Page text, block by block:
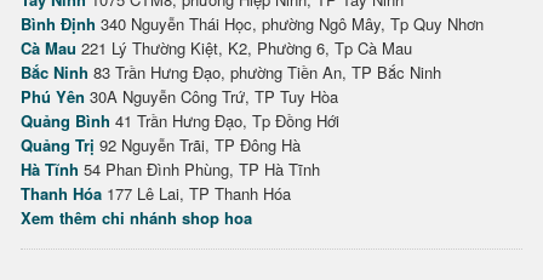
Bình Định 340 Nguyễn Thái Học, phường Ngô Mây, Tp Quy Nhơn
Cà Mau 221 Lý Thường Kiệt, K2, Phường 6, Tp Cà Mau
Bắc Ninh 83 Trần Hưng Đạo, phường Tiền An, TP Bắc Ninh
Phú Yên 30A Nguyễn Công Trứ, TP Tuy Hòa
Quảng Bình 41 Trần Hưng Đạo, Tp Đồng Hới
Quảng Trị 92 Nguyễn Trãi, TP Đông Hà
Hà Tĩnh 54 Phan Đình Phùng, TP Hà Tĩnh
Thanh Hóa 177 Lê Lai, TP Thanh Hóa
Xem thêm chi nhánh shop hoa